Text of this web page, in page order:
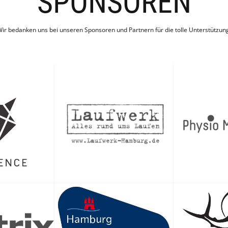
bedanken uns bei unseren Sponsoren und Partnern für die tolle